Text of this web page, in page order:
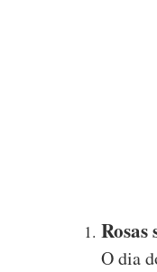
Rosas
O dia